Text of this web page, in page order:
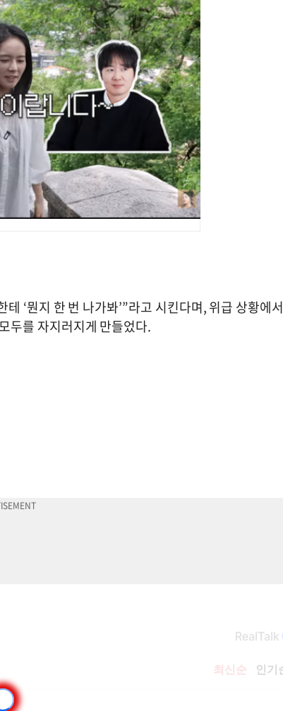
‘뭔지 한 번 나가봐’”라고 시킨다며, 위급 상황에서
두를 자지러지게 만들었다.